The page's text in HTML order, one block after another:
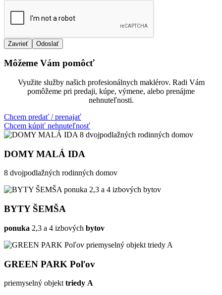
Zavrieť Odoslať
Môžeme Vám pomôcť
Využite služby našich profesionálnych maklérov. Radi Vám
pomôžeme pri predaji, kúpe, výmene, alebo prenájme
nehnuteľnosti.
Chcem predať / prenajať
Chcem kúpiť nehnuteľnosť
DOMY MALÁ IDA
8 dvojpodlažných rodinných domov
BYTY ŠEMŠA
ponuka 2,3 a 4 izbových bytov
GREEN PARK Poľov
priemyselný objekt triedy A